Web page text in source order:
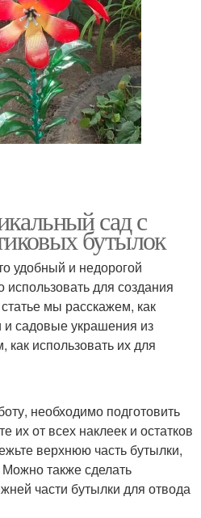
сад с
бутылок
удобный и недорогой
для создания
мы расскажем, как
и садовые украшения из
как использовать их для
необходимо подготовить
их от всех наклеек и остатков
верхнюю часть бутылки,
также сделать
части бутылки для отвода